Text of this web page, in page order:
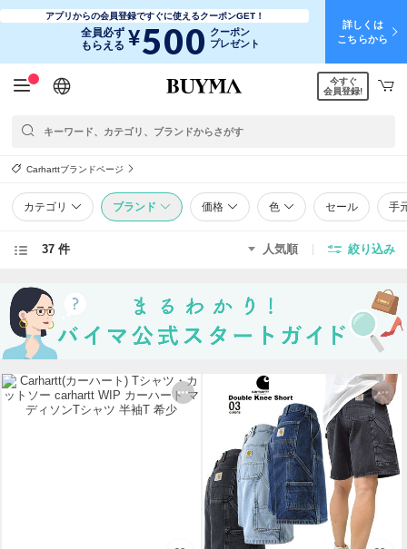
アプリからの会員登録ですぐに使えるクーポンGET！
全員必ず
もらえる ¥500 クーポン
プレゼント
詳しくは
こちらから
日本語
English
简体中文
繁體中文
今すぐ
会員登録!
Carharttブランドページ
カテゴリ ブランド 価格 色 セール 手
37 件 人気順 絞り込み